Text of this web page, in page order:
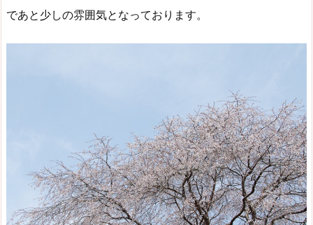
であと少しの雰囲気となっております。